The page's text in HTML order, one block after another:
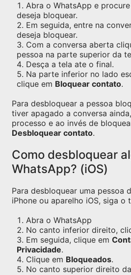
Abra o WhatsApp e
deseja bloquear.
Em seguida, entre na
deseja bloquear.
Com a conversa aberta
pessoa na parte superior da
Desça a tela ate o final.
Na parte inferior no lado
clique em Bloquear contato.
Para desbloquear a pessoa
tiver apagado a conversa
processo e ao invés de
Desbloquear contato.
Como desbloquear
WhatsApp? (iOS)
Para desbloquear uma pessoa
iPhone ou aparelho iOS, siga o
Abra o WhatsApp
No canto inferior direito,
Em seguida, clique em
Privacidade.
Clique em Bloqueados.
No canto superior direito